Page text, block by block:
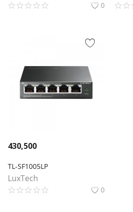
0
430,500
TL-SF1005LP
LuxTech
0